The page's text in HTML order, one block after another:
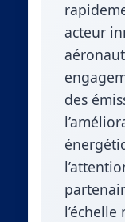
acteur
des
l’échelle